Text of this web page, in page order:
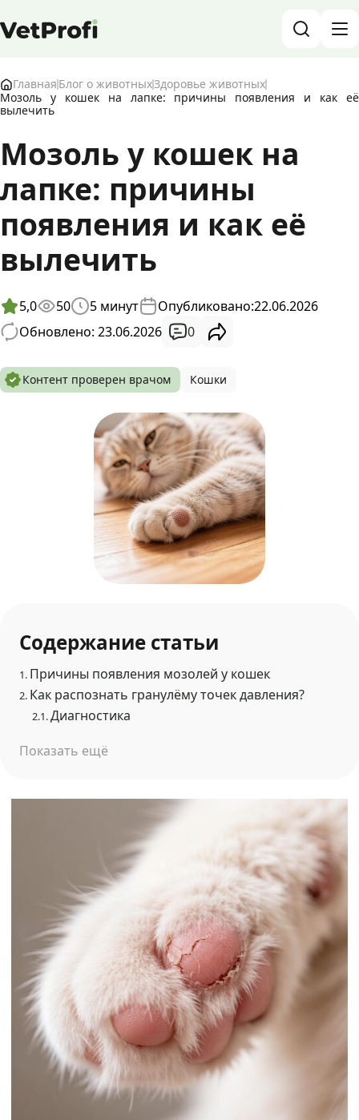
База знаний о животных и ветеринарии
Форум
Войти
Главная Блог о животныхЗдоровье животных
Мозоль у кошек на лапке: причины появления и как её
вылечить
Мозоль у кошек на
лапке: причины
появления и как её
вылечить
5,0 50 5 минут Опубликовано:22.06.2026
Обновлено: 23.06.2026
0
Контент проверен врачом Кошки
Содержание статьи
1. Причины появления мозолей у кошек
2. Как распознать гранулёму точек давления?
2.1.Диагностика
Показать ещё